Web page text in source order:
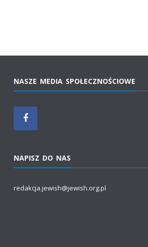
NASZE MEDIA SPOŁECZNOŚCIOWE
NAPISZ DO NAS
redakcja.jewish@jewish.org.pl